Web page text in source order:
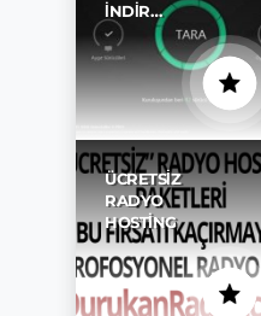
İNDIR…
ÜCRETSIZ
RADYO
HOSTING